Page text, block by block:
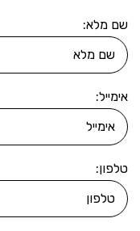
שם מלא:
אימייל:
טלפון: